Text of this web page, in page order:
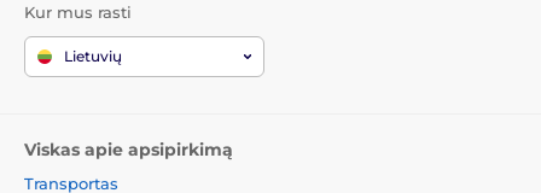
Kur mus rasti
Lietuvių
Viskas apie apsipirkimą
Transportas